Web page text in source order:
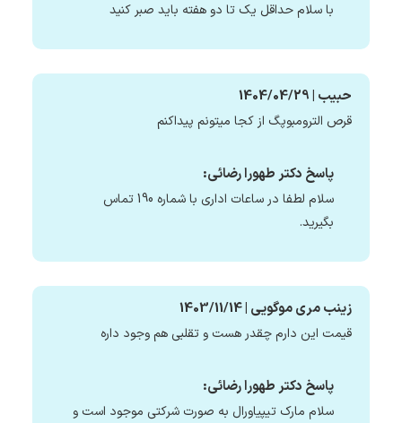
با سلام حداقل یک تا دو هفته باید صبر کنید
حبیب | 1404/04/29
قرص الترومبوپگ از کجا میتونم پیداکنم
پاسخ دکتر طهورا رضائی:
سلام لطفا در ساعات اداری با شماره 190 تماس
بگیرید.
زینب مری موگویی | 1403/11/14
قیمت این دارم چقدر هست و تقلبی هم وجود داره
پاسخ دکتر طهورا رضائی:
سلام مارک تیپیاورال به صورت شرکتی موجود است و